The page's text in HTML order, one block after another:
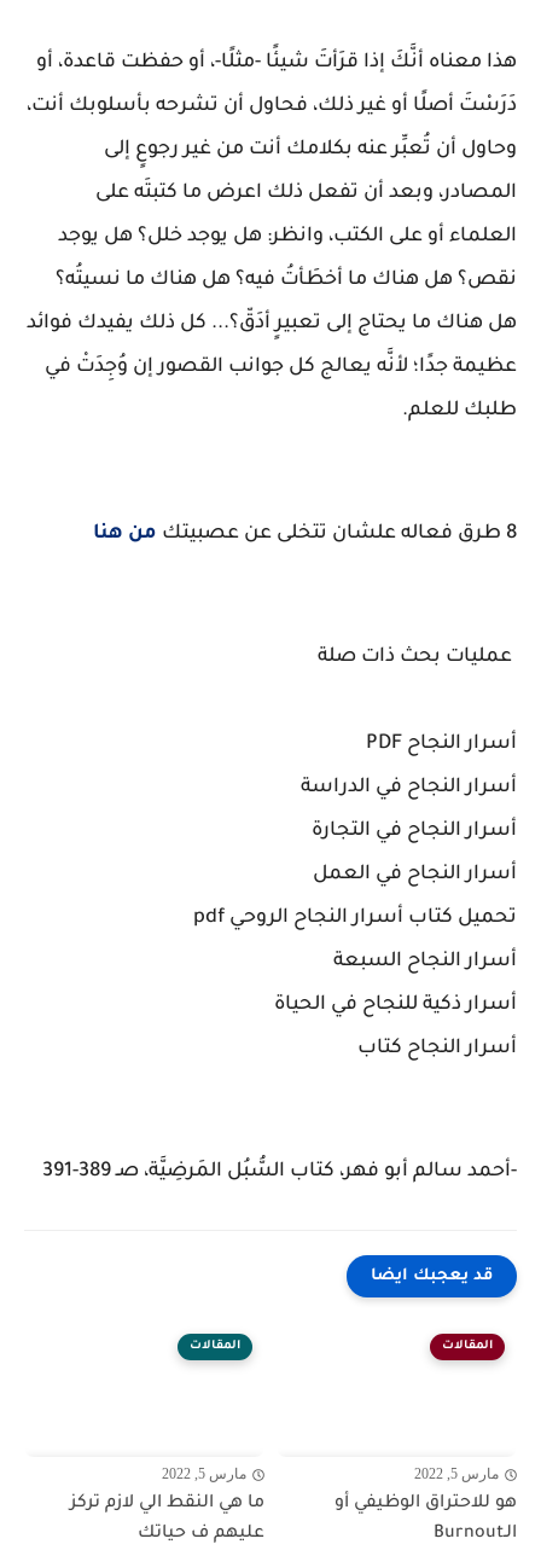
هذا معناه أنَّكَ إذا قرَأتَ شيئًا -مثلًا-، أو حفظت قاعدة، أو
دَرَسْتَ أصلًا أو غير ذلك، فحاول أن تشرحه بأسلوبك أنت،
وحاول أن تُعبِّر عنه بكلامك أنت من غير رجوعٍ إلى
المصادر، وبعد أن تفعل ذلك اعرض ما كتبتَه على
العلماء أو على الكتب، وانظر: هل يوجد خلل؟ هل يوجد
نقص؟ هل هناك ما أخطَأتُ فيه؟ هل هناك ما نسيتُه؟
هل هناك ما يحتاج إلى تعبيرٍ أدَقّ؟... كل ذلك يفيدك فوائد
عظيمة جدًا؛ لأنَّه يعالج كل جوانب القصور إن وُجِدَتْ في
طلبك للعلم.
8 طرق فعاله علشان تتخلى عن عصبيتك من هنا
عمليات بحث ذات صلة
أسرار النجاح PDF
أسرار النجاح في الدراسة
أسرار النجاح في التجارة
أسرار النجاح في العمل
تحميل كتاب أسرار النجاح الروحي pdf
أسرار النجاح السبعة
أسرار ذكية للنجاح في الحياة
أسرار النجاح كتاب
-أحمد سالم أبو فهر، كتاب السُّبُل المَرضِيَّة، صـ 389-391
قد يعجبك ايضا
المقالات
مارس 5, 2022
هو للاحتراق الوظيفي أو
الـBurnout
المقالات
مارس 5, 2022
ما هي النقط الي لازم تركز
عليهم ف حياتك